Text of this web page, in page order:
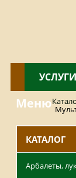
КАТАЛОГ
Меню
КАТАЛОГ
Арбалеты,